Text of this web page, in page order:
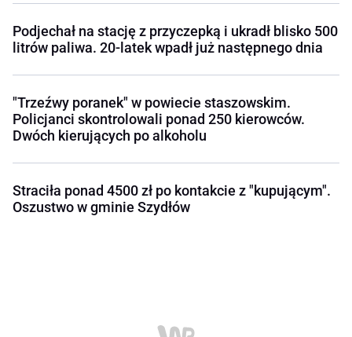
Podjechał na stację z przyczepką i ukradł blisko 500
litrów paliwa. 20-latek wpadł już następnego dnia
"Trzeźwy poranek" w powiecie staszowskim.
Policjanci skontrolowali ponad 250 kierowców.
Dwóch kierujących po alkoholu
Straciła ponad 4500 zł po kontakcie z "kupującym".
Oszustwo w gminie Szydłów